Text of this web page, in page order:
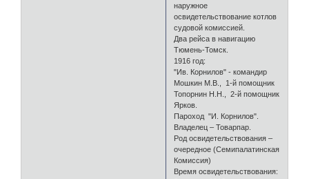
наружное
освидетельствование котлов
судовой комиссией.
Два рейса в навигацию
Тюмень-Томск.
1916 год:
"Ив. Корнилов" - командир
Мошкин М.В., 1-й помощник
Топорнин Н.Н., 2-й помощник
Ярков.
Пароход "И. Корнилов".
Владелец – Товарпар.
Род освидетельствования –
очередное (Семипалатинская
Комиссия)
Время освидетельствования: